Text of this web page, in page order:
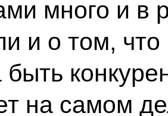
много и в
и о том,
на самом